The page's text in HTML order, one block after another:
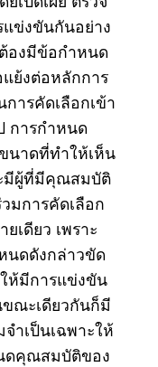
แข่งขันกันอย่าง
องมีข้อกําหนด
ย้งต่อหลักการ
ารคัดเลือกเข้า
การกําหนด
นาดที่ทําให้เห็น
ะมีผู้ที่มีคุณสมบัติ
มการคัดเลือก
เดียว เพราะ
นดดังกล่าวขัด
ห้มีการแข่งขัน
ขณะเดียวกันก็มี
าเป็นเฉพาะให้
ดคุณสมบัติของ